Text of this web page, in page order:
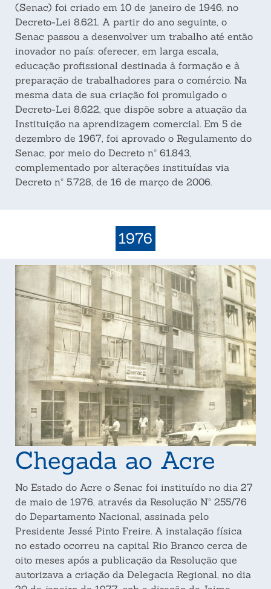
(Senac) foi criado em 10 de janeiro de 1946, no
Decreto-Lei 8.621. A partir do ano seguinte, o
Senac passou a desenvolver um trabalho até então
inovador no país: oferecer, em larga escala,
educação profissional destinada à formação e à
preparação de trabalhadores para o comércio. Na
mesma data de sua criação foi promulgado o
Decreto-Lei 8.622, que dispõe sobre a atuação da
Instituição na aprendizagem comercial. Em 5 de
dezembro de 1967, foi aprovado o Regulamento do
Senac, por meio do Decreto nº 61.843,
complementado por alterações instituídas via
Decreto nº 5.728, de 16 de março de 2006.
1976
Chegada ao Acre
No Estado do Acre o Senac foi instituído no dia 27
de maio de 1976, através da Resolução Nº 255/76
do Departamento Nacional, assinada pelo
Presidente Jessé Pinto Freire. A instalação física
no estado ocorreu na capital Rio Branco cerca de
oito meses após a publicação da Resolução que
autorizava a criação da Delegacia Regional, no dia